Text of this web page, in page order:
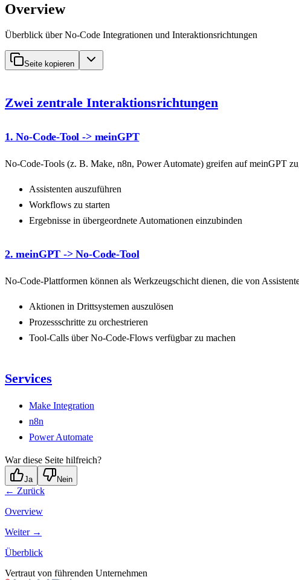
Overview
Überblick über No-Code Integrationen und Interaktionsrichtungen
Seite kopieren
Zwei zentrale Interaktionsrichtungen
1. No-Code-Tool -> meinGPT
No-Code-Tools (z. B. Make, n8n, Power Automate) greifen auf meinGPT
Assistenten auszuführen
Workflows zu starten
Ergebnisse in übergeordnete Automationen einzubinden
2. meinGPT -> No-Code-Tool
No-Code-Plattformen können als Werkzeugschicht dienen, die von
Aktionen in Drittsystemen auszulösen
Prozessschritte zu orchestrieren
Tool-Calls über No-Code-Flows verfügbar zu machen
Services
Make Integration
n8n
Power Automate
War diese Seite hilfreich?
Ja Nein
← Zurück
Overview
Weiter →
Überblick
Vertraut von führenden Unternehmen